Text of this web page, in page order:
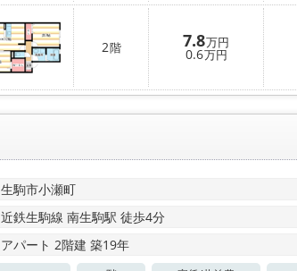
2階 7.8万円
0.6万円
生駒市小瀬町
近鉄生駒線 南生駒駅 徒歩4分
アパート 2階建 築19年